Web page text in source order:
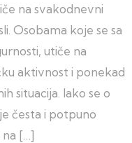
na svakodnevni
Osobama koje se sa
utiče na
aktivnost i ponekad
situacija. Iako se o
česta i potpuno
na […]